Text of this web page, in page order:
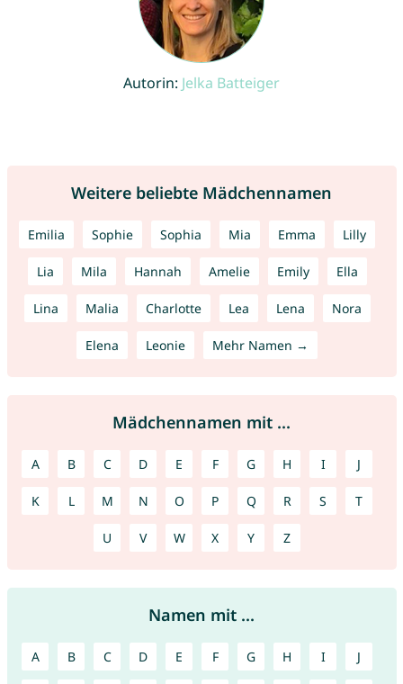
Autorin: Jelka Batteiger
Weitere beliebte Mädchennamen
Emilia Sophie Sophia Mia Emma Lilly
Lia Mila Hannah Amelie Emily Ella
Lina Malia Charlotte Lea Lena Nora
Elena Leonie Mehr Namen →
Mädchennamen mit ...
A B C D E F G H I J
K L M N O P Q R S T
U V W X Y Z
Namen mit ...
A B C D E F G H I J